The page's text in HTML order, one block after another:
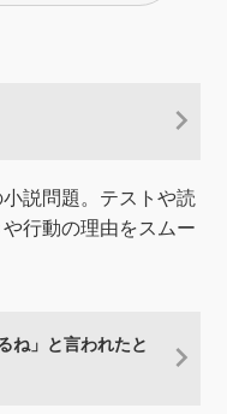
説問題。テストや読
行動の理由をスムー
ね」と言われたと